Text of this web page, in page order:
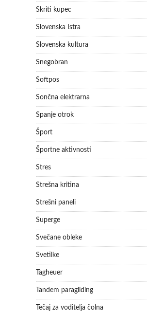
Skriti kupec
Slovenska Istra
Slovenska kultura
Snegobran
Softpos
Sončna elektrarna
Spanje otrok
Šport
Športne aktivnosti
Stres
Strešna kritina
Strešni paneli
Superge
Svečane obleke
Svetilke
Tagheuer
Tandem paragliding
Tečaj za voditelja čolna